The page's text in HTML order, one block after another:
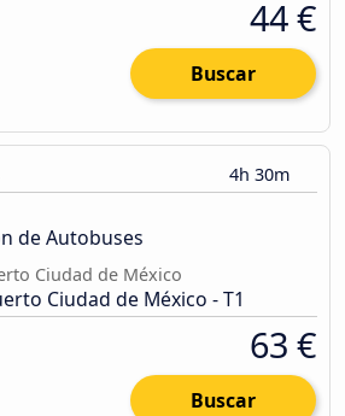
44 €
Buscar
4h 30m
de Autobuses
Ciudad de México
Ciudad de México - T1
63 €
Buscar